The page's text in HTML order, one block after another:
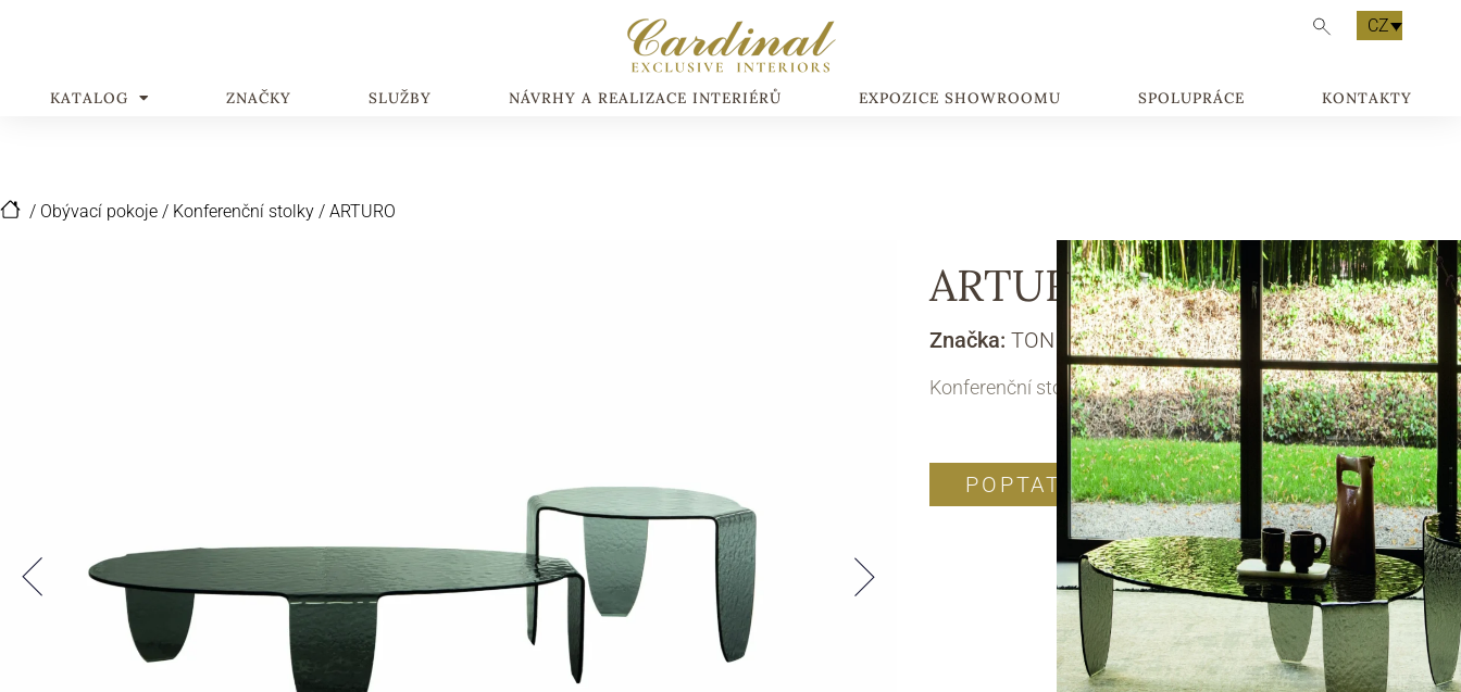
CZ
KATALOG ZNAČKY SLUŽBY NÁVRHY A REALIZACE INTERIÉRŮ EXPOZICE SHOWROOMU SPOLUPRÁCE KONTAKTY
/ Obývací pokoje / Konferenční stolky / ARTURO
ARTURO
Značka: TONIN CASA
Konferenční stolek
POPTAT PRODUKT